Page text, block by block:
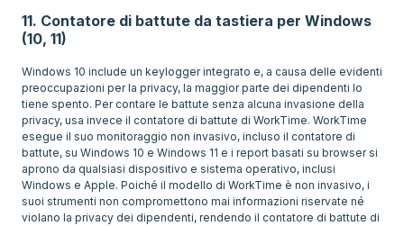
11. Contatore di battute da tastiera per Windows
(10, 11)
Windows 10 include un keylogger integrato e, a causa delle evidenti
preoccupazioni per la privacy, la maggior parte dei dipendenti lo
tiene spento. Per contare le battute senza alcuna invasione della
privacy, usa invece il contatore di battute di WorkTime. WorkTime
esegue il suo monitoraggio non invasivo, incluso il contatore di
battute, su Windows 10 e Windows 11 e i report basati su browser si
aprono da qualsiasi dispositivo e sistema operativo, inclusi
Windows e Apple. Poiché il modello di WorkTime è non invasivo, i
suoi strumenti non compromettono mai informazioni riservate né
violano la privacy dei dipendenti, rendendo il contatore di battute di